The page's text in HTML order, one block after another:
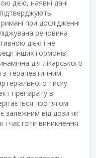
дією, наявні дані
при дослідженні
речовина
дією і не
інших гормонів
дія лікарського
терапевтичним
тиску.
препарату в
протягом
залежним від дози як
частоти виникнення.